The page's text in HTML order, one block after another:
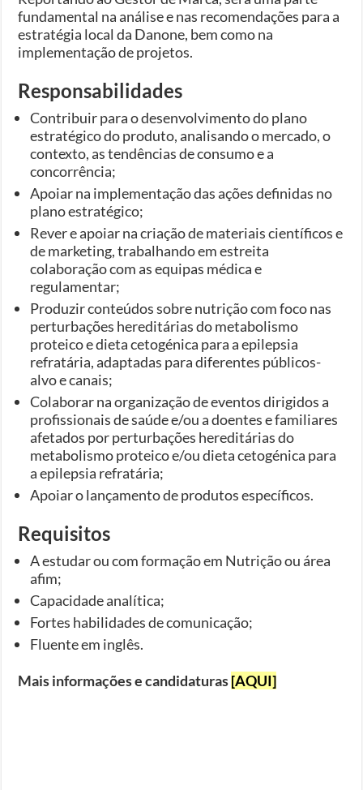
fundamental na análise e nas recomendações para a
estratégia local da Danone, bem como na
implementação de projetos.
Responsabilidades
Contribuir para o desenvolvimento do plano
estratégico do produto, analisando o mercado, o
contexto, as tendências de consumo e a
concorrência;
Apoiar na implementação das ações definidas no
plano estratégico;
Rever e apoiar na criação de materiais científicos e
de marketing, trabalhando em estreita
colaboração com as equipas médica e
regulamentar;
Produzir conteúdos sobre nutrição com foco nas
perturbações hereditárias do metabolismo
proteico e dieta cetogénica para a epilepsia
refratária, adaptadas para diferentes públicos-
alvo e canais;
Colaborar na organização de eventos dirigidos a
profissionais de saúde e/ou a doentes e familiares
afetados por perturbações hereditárias do
metabolismo proteico e/ou dieta cetogénica para
a epilepsia refratária;
Apoiar o lançamento de produtos específicos.
Requisitos
A estudar ou com formação em Nutrição ou área
afim;
Capacidade analítica;
Fortes habilidades de comunicação;
Fluente em inglês.
Mais informações e candidaturas[AQUI]